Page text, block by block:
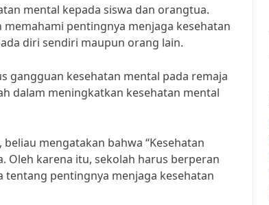
mental kepada siswa dan orangtua.
pentingnya menjaga kesehatan
diri sendiri maupun orang lain.
gangguan kesehatan mental pada remaja
dalam meningkatkan kesehatan mental
mengatakan bahwa “Kesehatan
Oleh karena itu, sekolah harus berperan
pentingnya menjaga kesehatan